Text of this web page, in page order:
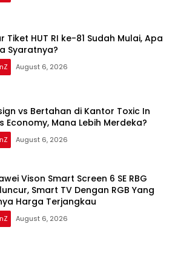
Tiket HUT RI ke-81 Sudah Mulai, Apa
Syaratnya?
August 6, 2026
vs Bertahan di Kantor Toxic In
Economy, Mana Lebih Merdeka?
August 6, 2026
Vison Smart Screen 6 SE RBG
Smart TV Dengan RGB Yang
Harga Terjangkau
August 6, 2026